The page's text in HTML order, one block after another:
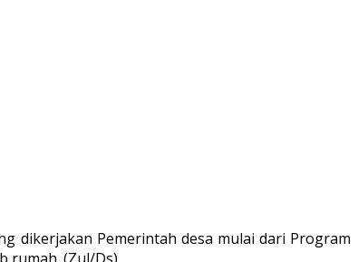
dikerjakan Pemerintah desa mulai dari Program